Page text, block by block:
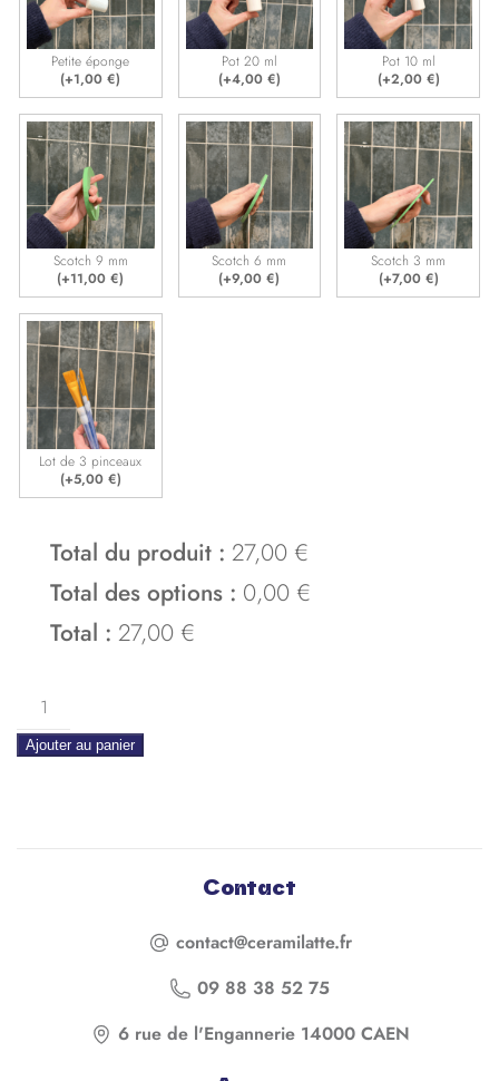
Petite éponge
(+1,00€)
Pot 20 ml
(+4,00 €)
Pot 10 ml
(+2,00 €)
Scotch 9 mm
(+11,00€)
Scotch 6 mm
(+9,00€)
Scotch 3 mm
(+7,00 €)
Lot de 3 pinceaux
(+5,00 €)
Total du produit : 27,00 €
Total des options : 0,00 €
Total : 27,00 €
quantite
de
Pichet
Ajouter au panier
Contact
contact@ceramilatte.fr
09 88 38 52 75
6 rue de l'Engannerie 14000 CAEN